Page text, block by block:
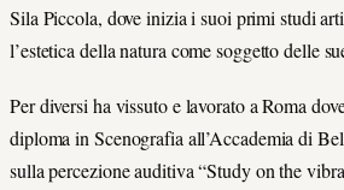
Sila Piccola, dove inizia i suoi primi studi
l’estetica della natura come soggetto delle
Per diversi ha vissuto e lavorato a Roma
diploma in Scenografia all’Accademia di
sulla percezione auditiva “Study on the